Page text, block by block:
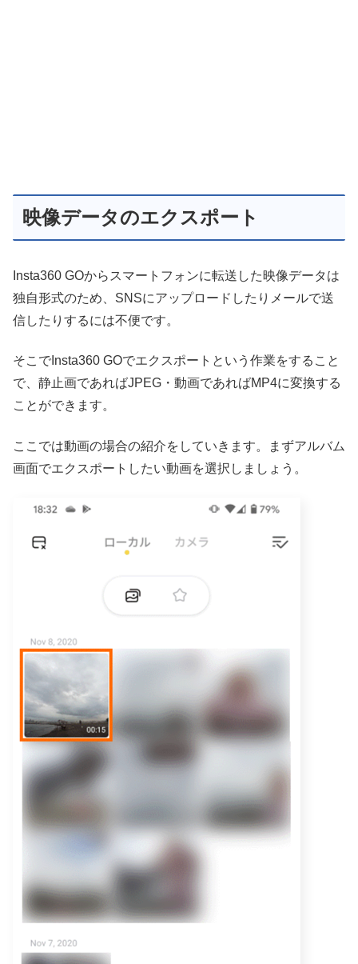
映像データのエクスポート
Insta360 GOからスマートフォンに転送した映像データは
独自形式のため、SNSにアップロードしたりメールで送
信したりするには不便です。
そこでInsta360 GOでエクスポートという作業をすること
で、静止画であればJPEG・動画であればMP4に変換する
ことができます。
ここでは動画の場合の紹介をしていきます。まずアルバム
画面でエクスポートしたい動画を選択しましょう。